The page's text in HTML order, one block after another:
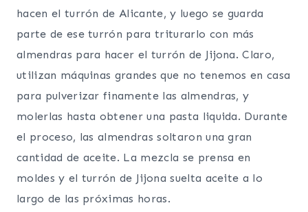
hacen el turrón de Alicante, y luego se guarda
parte de ese turrón para triturarlo con más
almendras para hacer el turrón de Jijona. Claro,
utilizan máquinas grandes que no tenemos en casa
para pulverizar finamente las almendras, y
molerlas hasta obtener una pasta liquida. Durante
el proceso, las almendras soltaron una gran
cantidad de aceite. La mezcla se prensa en
moldes y el turrón de Jijona suelta aceite a lo
largo de las próximas horas.